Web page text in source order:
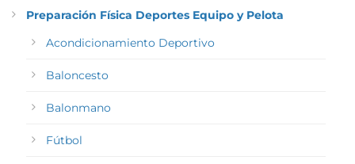
Preparación Física Deportes Equipo y Pelota
Acondicionamiento Deportivo
Baloncesto
Balonmano
Fútbol